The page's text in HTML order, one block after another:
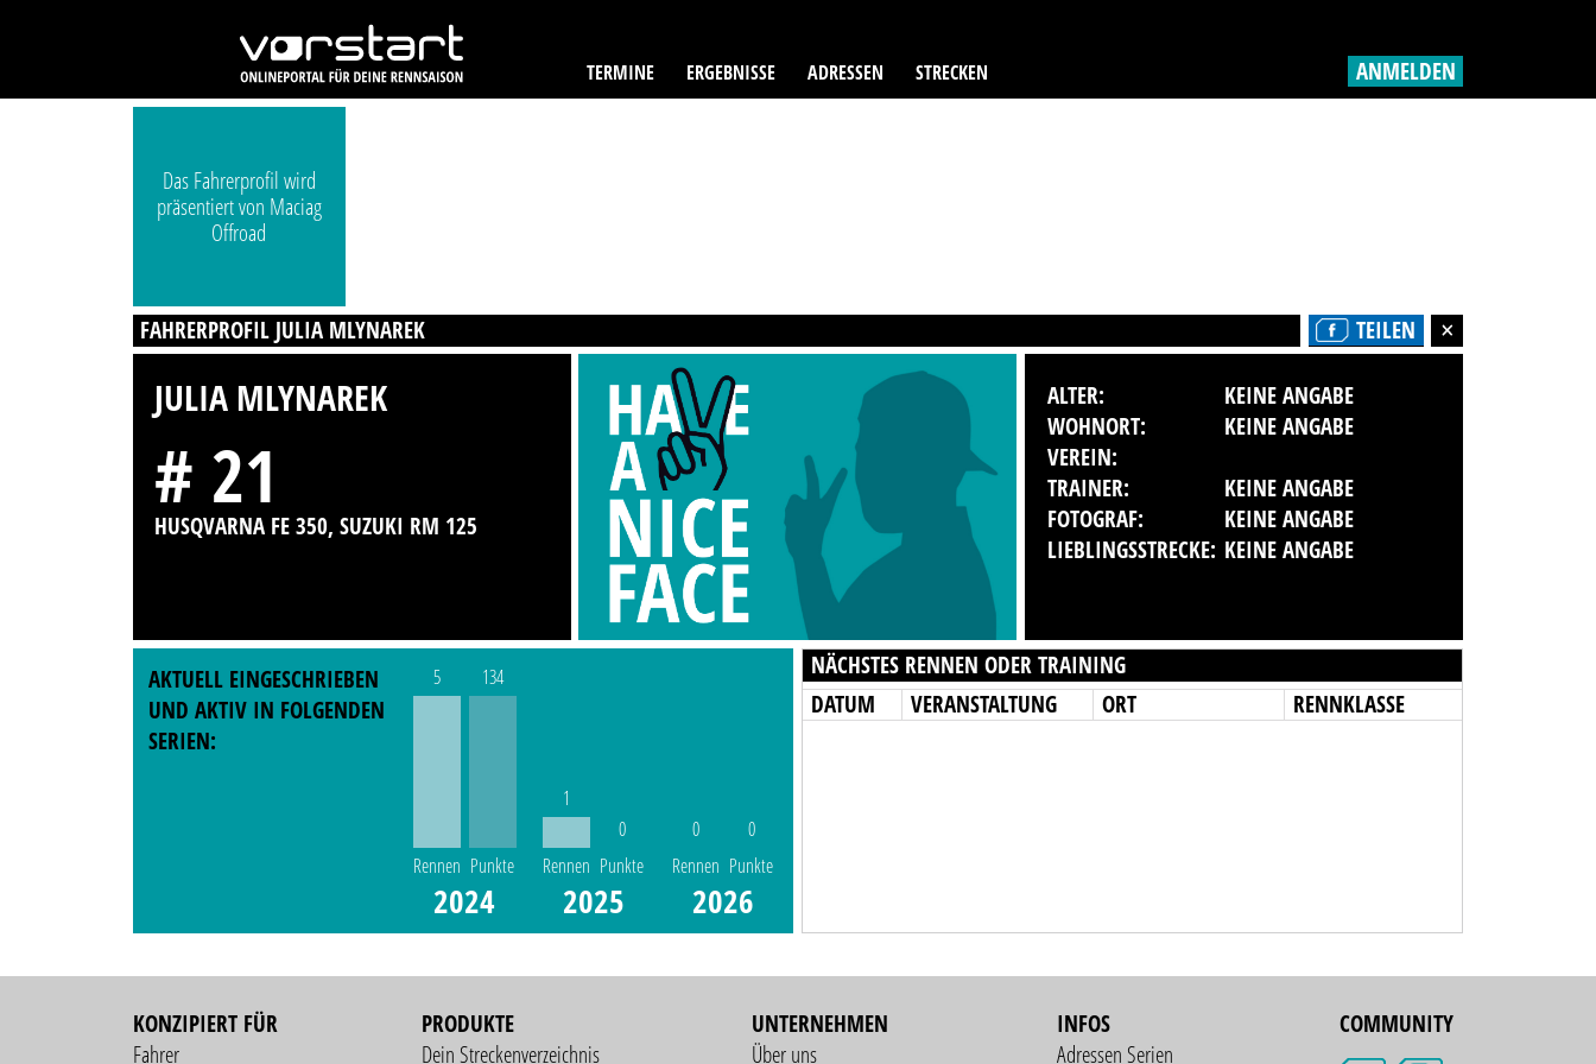
TERMINE ERGEBNISSE ADRESSEN STRECKEN ANMELDEN
Das Fahrerprofil wird
präsentiert von Maciag
Offroad
FAHRERPROFIL JULIA MLYNAREK TEILEN
JULIA MLYNAREK
# 21
HUSQVARNA FE 350, SUZUKI RM 125
ALTER:
KEINE ANGABE
WOHNORT:
KEINE ANGABE
VEREIN:
TRAINER:
KEINE ANGABE
FOTOGRAF:
KEINE ANGABE
LIEBLINGSSTRECKE: KEINE ANGABE
AKTUELL EINGESCHRIEBEN
UND AKTIV IN FOLGENDEN
SERIEN:
5
Rennen
134
Punkte
2024
1
Rennen
0
Punkte
2025
0
Rennen
0
Punkte
2026
NÄCHSTES RENNEN ODER TRAINING
DATUM
VERANSTALTUNG ORT RENNKLASSE
KONZIPIERT FÜR
Fahrer
PRODUKTE
Dein Streckenverzeichnis
UNTERNEHMEN
Über uns
INFOS
Adressen Serien
COMMUNITY